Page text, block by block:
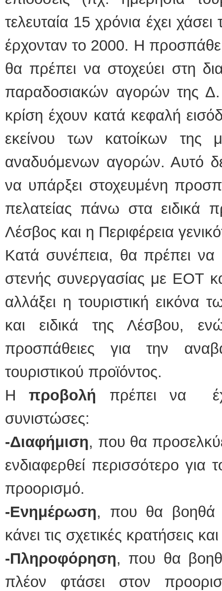
τελευταία 15 χρόνια έχει
έρχονταν το 2000. Η
θα πρέπει να στοχεύει στη
παραδοσιακών αγορών της
κρίση έχουν κατά κεφαλή
εκείνου των κατοίκων της
αναδυόμενων αγορών. Αυτό
να υπάρξει στοχευμένη
πελατείας πάνω στα ειδικά
Λέσβος και η Περιφέρεια
Κατά συνέπεια, θα πρέπει να
στενής συνεργασίας με ΕΟΤ
αλλάξει η τουριστική εικόνα
και ειδικά της Λέσβου,
προσπάθειες για την
τουριστικού προϊόντος.
Ηπροβολή πρέπει να
συνιστώσες:
-Διαφήμιση, που θα
ενδιαφερθεί περισσότερο για
προορισμό.
-Ενημέρωση, που θα βοηθά
κάνει τις σχετικές κρατήσεις
-Πληροφόρηση, που θα
πλέον φτάσει στον